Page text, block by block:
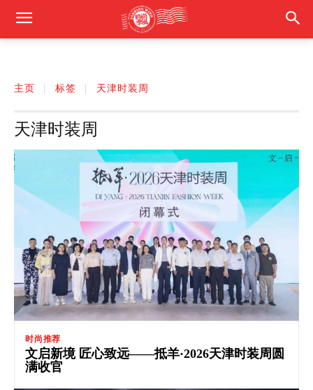
主页 标签 天津时装周
天津时装周
时尚推荐
文启新境 匠心致远——抵羊·2026天津时装周圆
满收官